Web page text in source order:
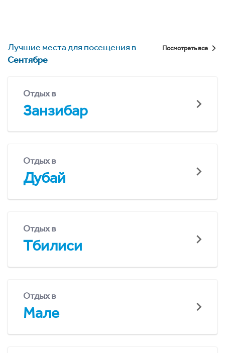
Лучшие места для посещения в
Сентябре
Посмотреть все
Отдых в
Занзибар
Отдых в
Дубай
Отдых в
Тбилиси
Отдых в
Мале